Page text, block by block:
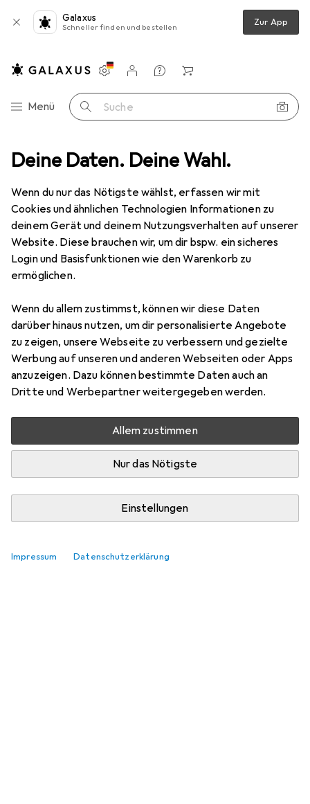
Deine Daten. Deine Wahl.
Wenn du nur das Nötigste wählst, erfassen wir mit
Cookies und ähnlichen Technologien Informationen zu
deinem Gerät und deinem Nutzungsverhalten auf unserer
Website. Diese brauchen wir, um dir bspw. ein sicheres
Login und Basisfunktionen wie den Warenkorb zu
ermöglichen.
Wenn du allem zustimmst, können wir diese Daten
darüber hinaus nutzen, um dir personalisierte Angebote
zu zeigen, unsere Webseite zu verbessern und gezielte
Werbung auf unseren und anderen Webseiten oder Apps
anzuzeigen. Dazu können bestimmte Daten auch an
Dritte und Werbepartner weitergegeben werden.
Allem zustimmen
Nur das Nötigste
Einstellungen
Impressum Datenschutzerklärung
Galaxus
Schneller finden und bestellen Zur App
Navigation nach Kategorien
Menü Suche
Einstellungen
Kundenkonto
Vergleichslisten
Merklisten
Warenkorb
Zubehör Veloschuhe Northwave Magma R Rock
NorthwaveMagma R Rock
42 43
Zubehör für Northwave Magma R
Hier findest du passendes Zubehör zum Produkt
Northwave Magma R Rock.
Relevanz
Produktliste